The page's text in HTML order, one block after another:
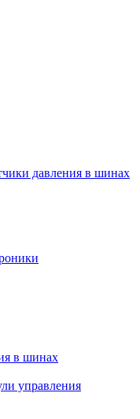
давления в шинах
в шинах
управления